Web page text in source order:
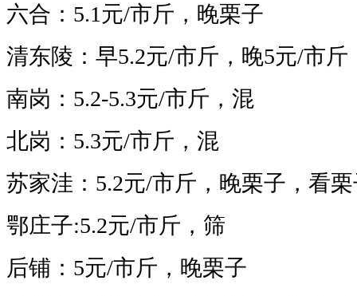
六合：5.1 元/市斤，晚栗子
清东陵：早5.2元/市斤，晚5元/市斤
南岗：5.2-5.3元/市斤，混
北岗：5.3元/市斤，混
苏家洼：5.2元/市斤，晚栗子，看
鄂庄子:5.2元/市斤，筛
后铺：5元/市斤，晚栗子